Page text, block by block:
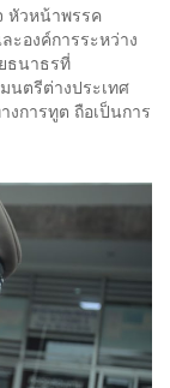
หัวหน้าพรรค
ะองค์การระหว่าง
ธนาธรที่
ตรีต่างประเทศ
งการทูต ถือเป็นการ